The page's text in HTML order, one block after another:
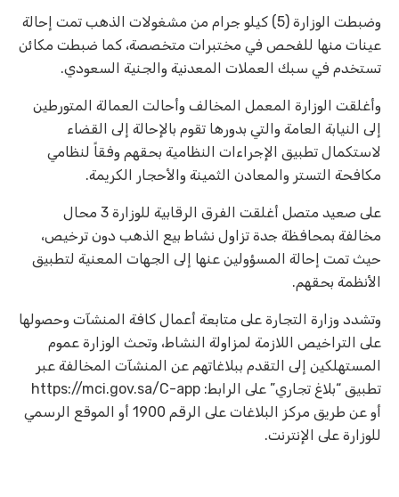
وضبطت الوزارة (5) كيلو جرام من مشغولات الذهب تمت إحالة
عينات منها للفحص في مختبرات متخصصة، كما ضبطت مكائن
تستخدم في سبك العملات المعدنية والجنية السعودي.
وأغلقت الوزارة المعمل المخالف وأحالت العمالة المتورطين
إلى النيابة العامة والتي بدورها تقوم بالإحالة إلى القضاء
لاستكمال تطبيق الإجراءات النظامية بحقهم وفقاً لنظامي
مكافحة التستر والمعادن الثمينة والأحجار الكريمة.
على صعيد متصل أغلقت الفرق الرقابية للوزارة 3 محال
مخالفة بمحافظة جدة تزاول نشاط بيع الذهب دون ترخيص،
حيث تمت إحالة المسؤولين عنها إلى الجهات المعنية لتطبيق
الأنظمة بحقهم.
وتشدد وزارة التجارة على متابعة أعمال كافة المنشآت وحصولها
على التراخيص اللازمة لمزاولة النشاط، وتحث الوزارة عموم
المستهلكين إلى التقدم ببلاغاتهم عن المنشآت المخالفة عبر
تطبيق “بلاغ تجاري” على الرابط: https://mci.gov.sa/C-app
أو عن طريق مركز البلاغات على الرقم 1900 أو الموقع الرسمي
للوزارة على الإنترنت.